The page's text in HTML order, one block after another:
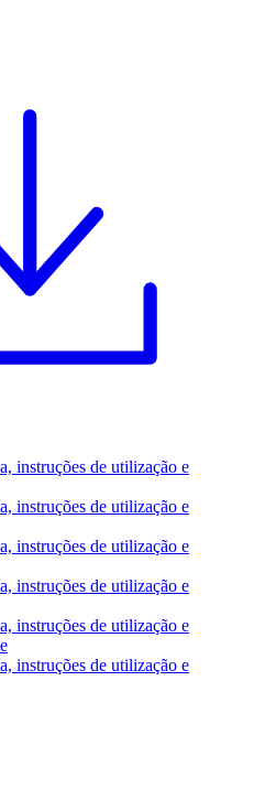
instruções de utilização e
instruções de utilização e
instruções de utilização e
instruções de utilização e
instruções de utilização e
instruções de utilização e